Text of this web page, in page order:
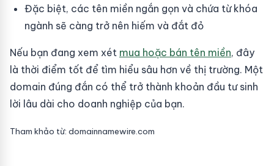
Đặc biệt, các tên miền ngắn gọn và chứa từ khóa
ngành sẽ càng trở nên hiếm và đắt đỏ
Nếu bạn đang xem xét mua hoặc bán tên miền, đây
là thời điểm tốt để tìm hiểu sâu hơn về thị trường. Một
domain đúng đắn có thể trở thành khoản đầu tư sinh
lời lâu dài cho doanh nghiệp của bạn.
Tham khảo từ: domainnamewire.com